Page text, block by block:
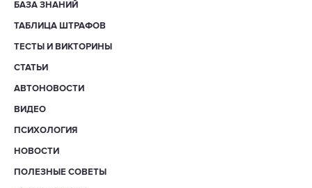
БАЗА ЗНАНИЙ
ТАБЛИЦА ШТРАФОВ
ТЕСТЫ И ВИКТОРИНЫ
СТАТЬИ
АВТОНОВОСТИ
ВИДЕО
ПСИХОЛОГИЯ
НОВОСТИ
ПОЛЕЗНЫЕ СОВЕТЫ